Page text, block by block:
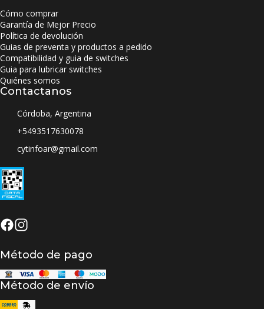
Cómo comprar
Garantía de Mejor Precio
Política de devolución
Guias de preventa y productos a pedido
Compatibilidad y guia de switches
Guia para lubricar switches
Quiénes somos
Contactanos
Córdoba, Argentina
+5493517630078
cytinfoar@gmail.com
Método de pago
Método de envío